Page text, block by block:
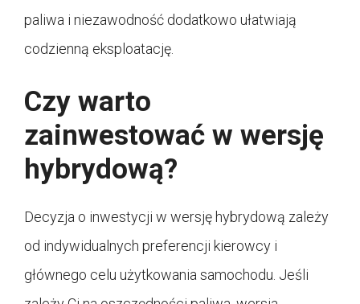
paliwa i niezawodność dodatkowo ułatwiają
codzienną eksploatację.
Czy warto
zainwestować w wersję
hybrydową?
Decyzja o inwestycji w wersję hybrydową zależy
od indywidualnych preferencji kierowcy i
głównego celu użytkowania samochodu. Jeśli